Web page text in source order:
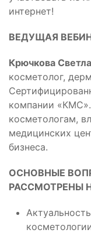
интернет!
ВЕДУЩАЯ
Крючкова
косметолог,
компании «КМС».
косметологам,
медицинских
бизнеса.
ОСНОВНЫЕ
РАССМОТРЕНЫ